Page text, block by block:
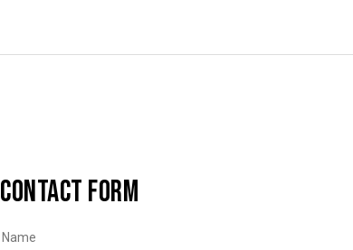
CONTACT FORM